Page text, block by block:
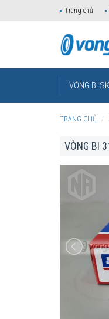
Trang chủ
VÒNG BI
TRANG CHỦ
VÒNG BI